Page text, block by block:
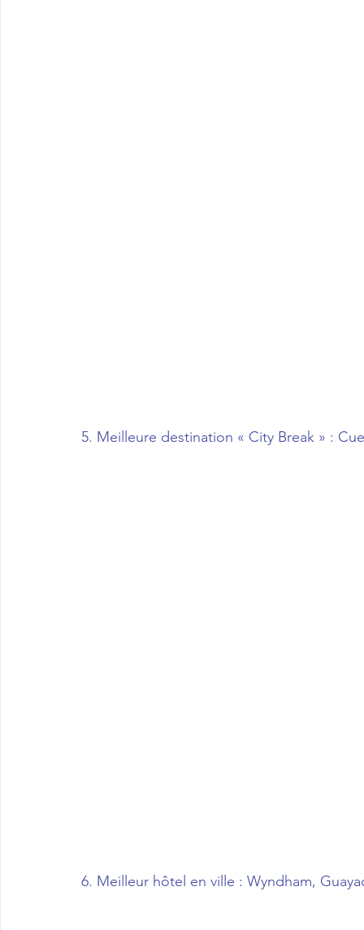
5. Meilleure destination « City Break » :
6. Meilleur hôtel en ville : Wyndham,